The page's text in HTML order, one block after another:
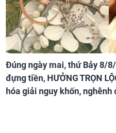
Đúng ngày mai, thứ Bảy 8/
đựng tiền, HƯỞNG TRỌN
hóa giải nguy khốn, nghênh